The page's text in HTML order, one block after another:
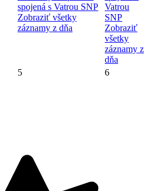
spojená s Vatrou SNP
Zobraziť všetky
záznamy z dňa
Vatrou
SNP
Zobraziť
všetky
záznamy z
dňa
5 6